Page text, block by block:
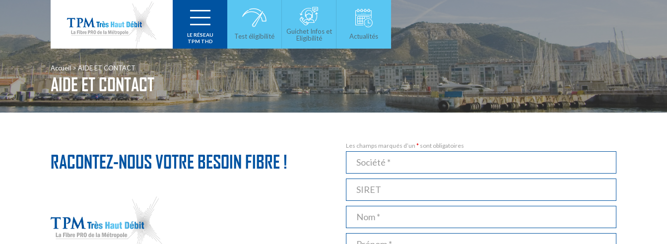
LE RÉSEAU
TPM THD
Test éligibilité
Guichet Infos et
Eligibilité
Actualités
Accueil AIDE ET CONTACT
AIDE ET CONTACT
RACONTEZ-NOUS VOTRE BESOIN FIBRE !
Les champs marqués d’un * sont obligatoires